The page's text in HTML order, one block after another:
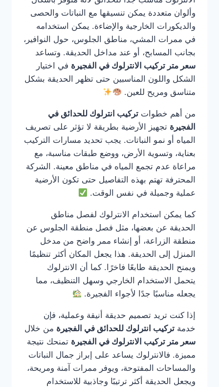
وألوان متعددة يمكن تنسيقها مع النباتات والحصى
والديكورات الخارجية والإضاءة. يمكن استخدامه
في ممرات المشي، مناطق الجلوس، حول النوافير،
بجانب المسابح، أو عند مداخل الحديقة. وتساعد
سعر متر تركيب الانترلوك في الفجيرة في اختيار
الشكل واللون المناسبين حتى تظهر الحديقة بشكل
متناسق ومريح للعين.
من أهم خطوات تركيب انترلوك للحدائق في
الفجيرة تجهيز الأرضية بطريقة لا تؤثر على تصريف
المياه أو نمو النباتات. يجب تحديد مسارات التركيب
بعناية، وتسوية الأرض، ووضع طبقات مناسبة، مع
مراعاة عدم تجمع المياه في مناطق معينة. الشركة
المحترفة تهتم بهذه التفاصيل حتى تكون الأرضية
عملية وجميلة في نفس الوقت.
كما يمكن استخدام الانترلوك لفصل مناطق
الحديقة عن بعضها، مثل فصل منطقة الجلوس عن
منطقة الزراعة، أو إنشاء ممر واضح من مدخل
المنزل إلى الحديقة. هذا يجعل المكان أكثر تنظيمًا
ويمنح الحديقة طابعًا فاخرًا. كما أن الانترلوك
يتحمل الاستخدام الخارجي وسهل التنظيف، مما
يجعله مناسبًا جدًا لأجواء الفجيرة.
إذا كنت تريد تصميم حديقة أنيقة وعملية، فإن
خدمة تركيب انترلوك للحدائق في الفجيرة من خلال
سعر متر تركيب الانترلوك في الفجيرة تمنحك نتيجة
مميزة. فالانترلوك يساعد على إبراز جمال النباتات
والمساحات المفتوحة، ويوفر ممرات آمنة ومريحة،
ويجعل الحديقة أكثر ترتيبًا وجاذبية للاستخدام